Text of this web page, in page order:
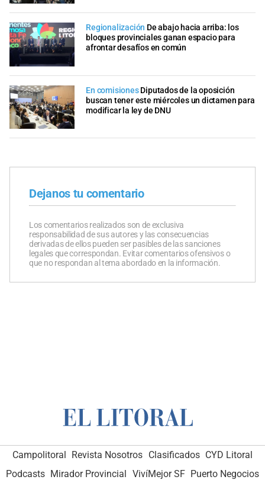
Regionalización De abajo hacia arriba: los
bloques provinciales ganan espacio para
afrontar desafíos en común
En comisiones Diputados de la oposición
buscan tener este miércoles un dictamen para
modificar la ley de DNU
Dejanos tu comentario
Los comentarios realizados son de exclusiva
responsabilidad de sus autores y las consecuencias
derivadas de ellos pueden ser pasibles de las sanciones
legales que correspondan. Evitar comentarios ofensivos o
que no respondan al tema abordado en la información.
Campolitoral Revista Nosotros Clasificados CYD Litoral
Podcasts Mirador Provincial VivíMejor SF Puerto Negocios